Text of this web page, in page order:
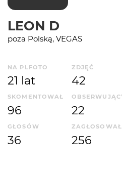
LEON D
poza Polską, VEGAS
NA PLFOTO
21 lat
ZDJĘĆ
42
SKOMENTOWAŁ
96 22
GŁOSÓW
36
ZAGŁOSOWAŁ
256